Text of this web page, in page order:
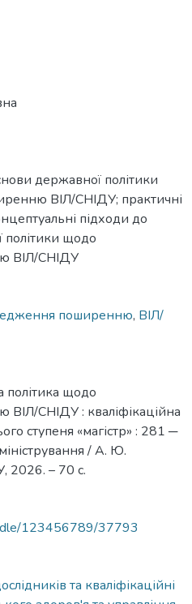
державної політики
ВІЛ/СНІДУ; практичні
підходи до
політики щодо
ВІЛ/СНІДУ
поширенню, ВІЛ/
щодо
СНІДУ : кваліфікаційна
ступеня «магістр» : 281 ─
/ А. Ю.
2026. – 70 с.
123456789/37793
та кваліфікаційні